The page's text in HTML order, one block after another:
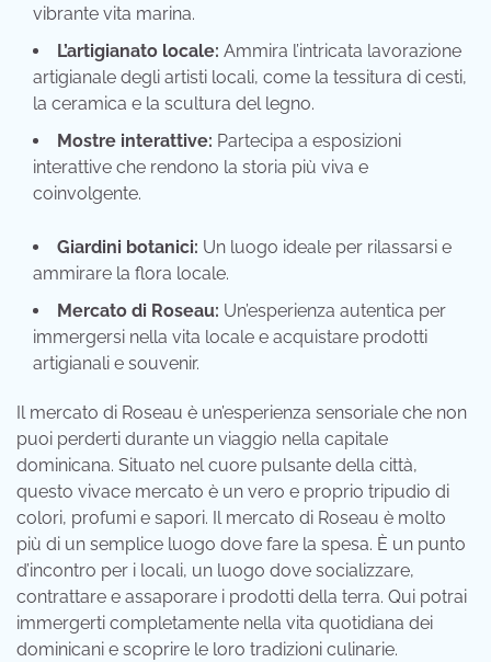
vibrante vita marina.
L’artigianato locale: Ammira l’intricata lavorazione
artigianale degli artisti locali, come la tessitura di cesti,
la ceramica e la scultura del legno.
Mostre interattive: Partecipa a esposizioni
interattive che rendono la storia più viva e
coinvolgente.
Giardini botanici: Un luogo ideale per rilassarsi e
ammirare la flora locale.
Mercato di Roseau: Un’esperienza autentica per
immergersi nella vita locale e acquistare prodotti
artigianali e souvenir.
Il mercato di Roseau è un’esperienza sensoriale che non
puoi perderti durante un viaggio nella capitale
dominicana. Situato nel cuore pulsante della città,
questo vivace mercato è un vero e proprio tripudio di
colori, profumi e sapori. Il mercato di Roseau è molto
più di un semplice luogo dove fare la spesa. È un punto
d’incontro per i locali, un luogo dove socializzare,
contrattare e assaporare i prodotti della terra. Qui potrai
immergerti completamente nella vita quotidiana dei
dominicani e scoprire le loro tradizioni culinarie.